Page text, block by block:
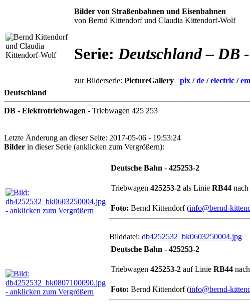
Bilder von Straßenbahnen und Eisenbahnen
von Bernd Kittendorf und Claudia Kittendorf-Wolf
Serie:Deutschland – DB
zur Bilderserie: PictureGallery pix /de /electric /
Deutschland
DB - Elektrotriebwagen - Triebwagen 425 253
Letzte Änderung an dieser Seite: 2017-05-06 - 19:53:24
Bilder in dieser Serie (anklicken zum Vergrößern):
Deutsche Bahn - 425253-2
Triebwagen 425253-2 als Linie RB44 nach
Foto: Bernd Kittendorf (info@bernd-
Bilddatei: db4252532_bk0603250004.jpg
Deutsche Bahn - 425253-2
Triebwagen 425253-2 auf Linie RB44 nach
Foto: Bernd Kittendorf (info@bernd-